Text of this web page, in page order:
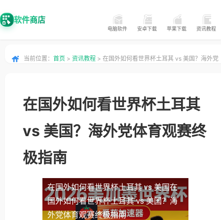
软件商店
电脑软件 安卓下载 苹果下载 资讯教程
当前位置： 首页 > 资讯教程 > 在国外如何看世界杯土耳其 vs 美国？海外党
在国外如何看世界杯土耳其
vs 美国？海外党体育观赛终
极指南
在国外如何看世界杯土耳其 vs 美国在
国外如何看世界杯土耳其 vs 美国？海
外党体育观赛终极指南